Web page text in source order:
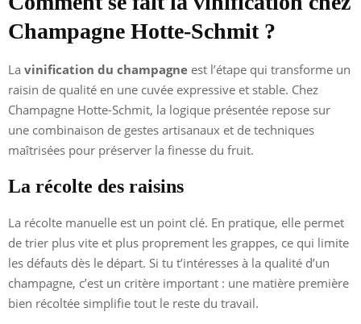
Champagne Hotte-Schmit ?
La vinification du champagne est l’étape qui transforme un
raisin de qualité en une cuvée expressive et stable. Chez
Champagne Hotte-Schmit, la logique présentée repose sur
une combinaison de gestes artisanaux et de techniques
maîtrisées pour préserver la finesse du fruit.
La récolte des raisins
La récolte manuelle est un point clé. En pratique, elle permet
de trier plus vite et plus proprement les grappes, ce qui limite
les défauts dès le départ. Si tu t’intéresses à la qualité d’un
champagne, c’est un critère important : une matière première
bien récoltée simplifie tout le reste du travail.